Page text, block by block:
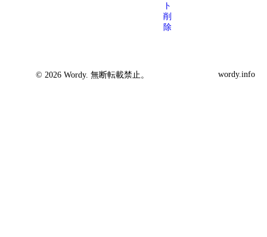
ト
削
除
© 2026 Wordy. 無断転載禁止。 wordy.info